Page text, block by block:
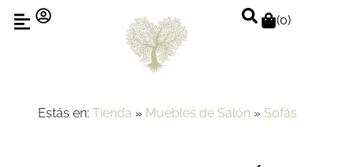
(0)
Estás en: Tienda » Muebles de Salón » Sofás